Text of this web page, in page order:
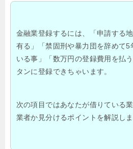
金融業登録するには、「申請する
有る」「禁固刑や暴力団を辞めて5
いる事」「数万円の登録費用を払
タンに登録できちゃいます。
次の項目ではあなたが借りている
業者か見分けるポイントを解説しま